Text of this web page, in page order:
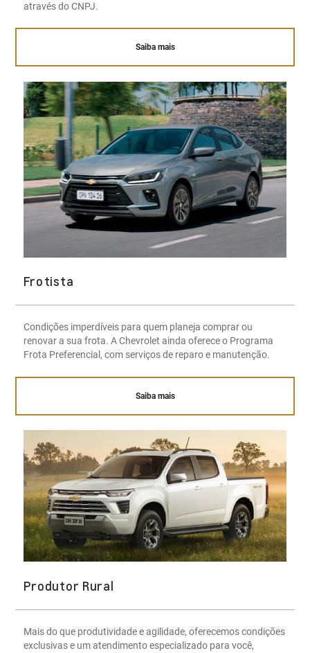
através do CNPJ.
Saiba mais
Frotista
Condições imperdíveis para quem planeja comprar ou
renovar a sua frota. A Chevrolet ainda oferece o Programa
Frota Preferencial, com serviços de reparo e manutenção.
Saiba mais
Produtor Rural
Mais do que produtividade e agilidade, oferecemos condições
exclusivas e um atendimento especializado para você,